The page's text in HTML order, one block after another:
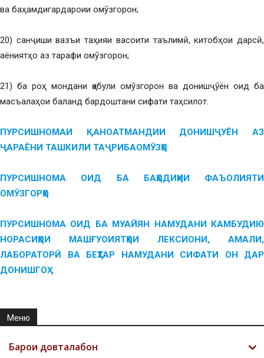
ва баҳамдигардароии омӯзгорон;
20) санҷиши вазъи таҳияи васоити таълимӣ, китобҳои дарсӣ,
аёниятҳо аз тарафи омӯзгорон;
21) ба роҳ мондани қабули омӯзгорон ва донишҷӯён оид ба
масъалаҳои баланд бардоштани сифати таҳсилот.
ПУРСИШНОМАИ ҚАНОАТМАНДИИ ДОНИШҶУЁН АЗ
ҶАРАЁНИ ТАШКИЛИ ТАҶРИБАОМӮЗҲО
ПУРСИШНОМА ОИД БА БАҲОДИҲИИ ФАЪОЛИЯТИ
ОМӮЗГОРҲО
ПУРСИШНОМА ОИД БА МУАЙЯН НАМУДАНИ КАМБУДИЮ
НОРАСИҲОИ МАШҒУОИЯТҲОИ ЛЕКСИОНИ, АМАЛИ,
ЛАБОРАТОРӢ ВА БЕҲТАР НАМУДАНИ СИФАТИ ОН ДАР
ДОНИШГОҲ
Меню
Барои довталабон